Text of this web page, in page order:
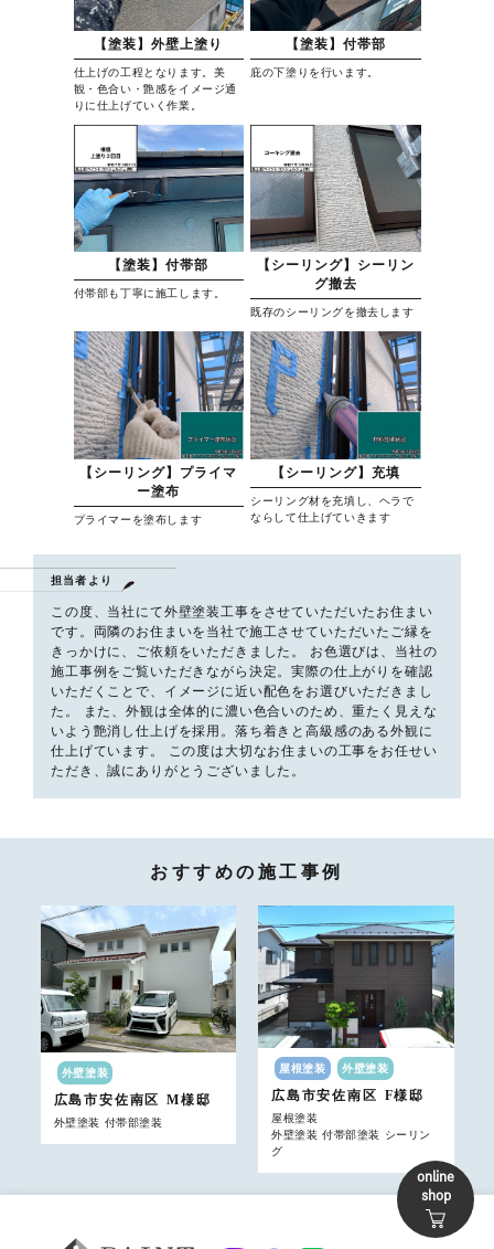
【塗装】外壁上塗り
仕上げの工程となります。美
観・色合い・艶感をイメージ通
りに仕上げていく作業。
【塗装】付帯部
庇の下塗りを行います。
【塗装】付帯部
付帯部も丁寧に施工します。
【シーリング】シーリン
グ撤去
既存のシーリングを撤去します
【シーリング】プライマ
ー塗布
プライマーを塗布します
【シーリング】充填
シーリング材を充填し、ヘラで
ならして仕上げていきます
担当者より
この度、当社にて外壁塗装工事をさせていただいたお住まい
です。両隣のお住まいを当社で施工させていただいたご縁を
きっかけに、ご依頼をいただきました。 お色選びは、当社の
施工事例をご覧いただきながら決定。実際の仕上がりを確認
いただくことで、イメージに近い配色をお選びいただきまし
た。 また、外観は全体的に濃い色合いのため、重たく見えな
いよう艶消し仕上げを採用。落ち着きと高級感のある外観に
仕上げています。 この度は大切なお住まいの工事をお任せい
ただき、誠にありがとうございました。
おすすめの施工事例
外壁塗装
広島市安佐南区 M様邸
外壁塗装 付帯部塗装
屋根塗装 外壁塗装
広島市安佐南区 F様邸
屋根塗装
外壁塗装 付帯部塗装 シーリン
グ
online
shop